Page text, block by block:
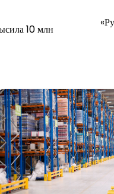
10 млн